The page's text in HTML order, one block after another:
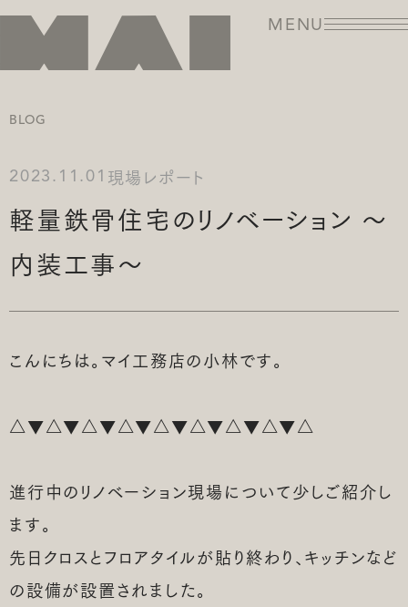
MENU
土地探しのご相談はこちら
リフォームのご相談はこちら
BLOG
2023.11.01 現場レポート
軽量鉄骨住宅のリノベーション ～
内装工事～
こんにちは。マイ工務店の小林です。
△▼△▼△▼△▼△▼△▼△▼△▼△
進行中のリノベーション現場について少しご紹介し
ます。
先日クロスとフロアタイルが貼り終わり、キッチンなど
の設備が設置されました。